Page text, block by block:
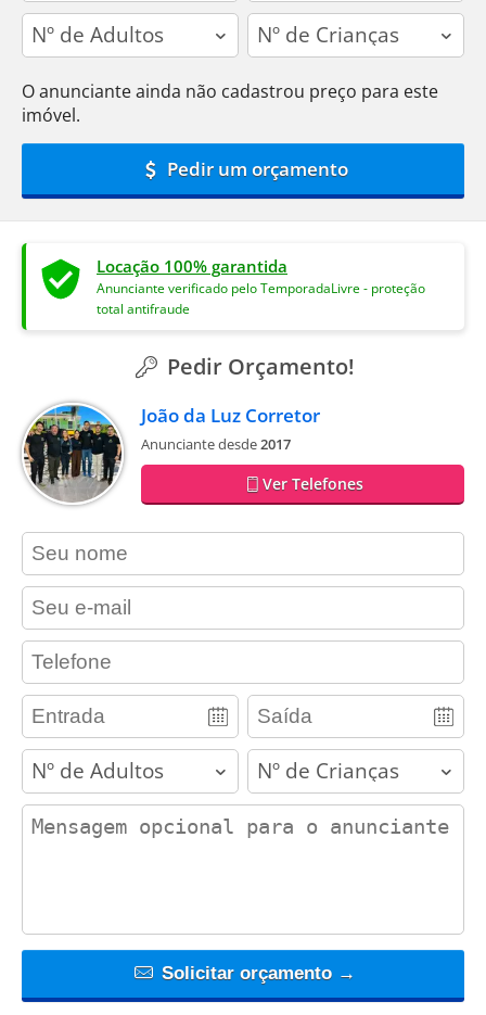
adults children
O anunciante ainda não cadastrou preço para este
imóvel.
Pedir um orçamento
Locação 100% garantida
Anunciante verificado pelo TemporadaLivre - proteção
total antifraude
Pedir Orçamento!
João da Luz Corretor
Anunciante desde2017
Ver Telefones
contact_name
contact_email
contact_phone
adults children
contact_message
Solicitar orçamento →